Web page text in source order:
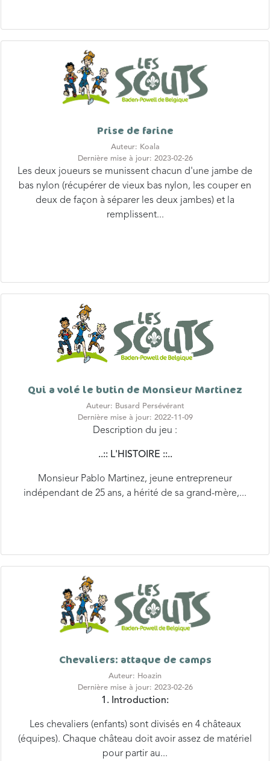
Prise de farine
Auteur: Koala
Dernière mise à jour: 2023-02-26
Les deux joueurs se munissent chacun d'une jambe de
bas nylon (récupérer de vieux bas nylon, les couper en
deux de façon à séparer les deux jambes) et la
remplissent...
Qui a volé le butin de Monsieur Martinez
Auteur: Busard Persévérant
Dernière mise à jour: 2022-11-09
Description du jeu :
..:: L'HISTOIRE ::..
Monsieur Pablo Martinez, jeune entrepreneur
indépendant de 25 ans, a hérité de sa grand-mère,...
Chevaliers: attaque de camps
Auteur: Hoazin
Dernière mise à jour: 2023-02-26
1. Introduction:
Les chevaliers (enfants) sont divisés en 4 châteaux
(équipes). Chaque château doit avoir assez de matériel
pour partir au...